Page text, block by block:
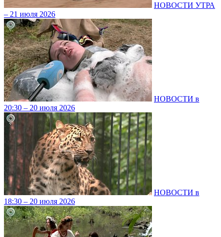
НОВОСТИ УТРА
– 21 июля 2026
НОВОСТИ в
20:30 – 20 июля 2026
НОВОСТИ в
18:30 – 20 июля 2026